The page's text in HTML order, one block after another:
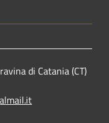
di Catania (CT)